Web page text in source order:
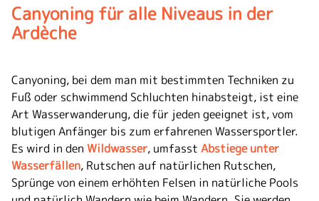
Canyoning für alle Niveaus in der
Ardèche
Canyoning, bei dem man mit bestimmten Techniken zu
Fuß oder schwimmend Schluchten hinabsteigt, ist eine
Art Wasserwanderung, die für jeden geeignet ist, vom
blutigen Anfänger bis zum erfahrenen Wassersportler.
Es wird in den Wildwasser, umfasst Abstiege unter
Wasserfällen, Rutschen auf natürlichen Rutschen,
Sprünge von einem erhöhten Felsen in natürliche Pools